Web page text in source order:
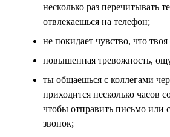
несколько раз перечитывать
отвлекаешься на телефон;
не покидает чувство, что
повышенная тревожность,
ты общаешься с коллегами
приходится несколько часов
чтобы отправить письмо или
звонок;